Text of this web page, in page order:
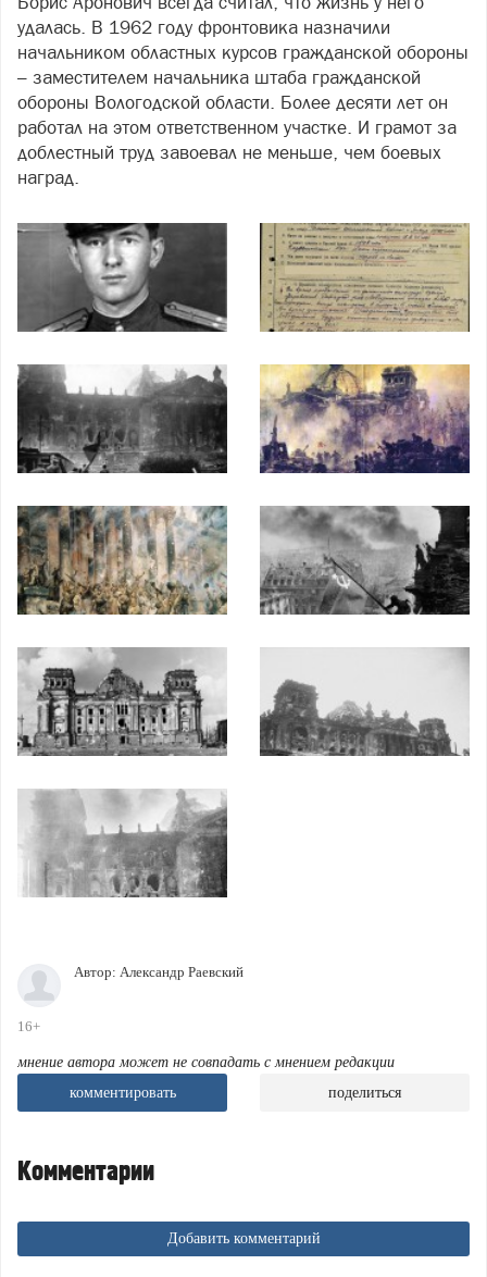
удалась. В 1962 году фронтовика назначили
начальником областных курсов гражданской обороны
– заместителем начальника штаба гражданской
обороны Вологодской области. Более десяти лет он
работал на этом ответственном участке. И грамот за
доблестный труд завоевал не меньше, чем боевых
наград.
Автор: Александр Раевский
16+
мнение автора может не совпадать с мнением редакции
комментировать
поделиться
Комментарии
Добавить комментарий